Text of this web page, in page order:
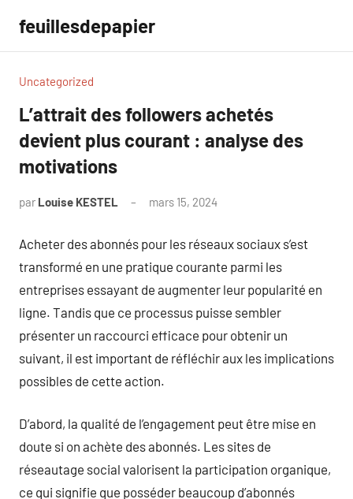
contenu
feuillesdepapier
Uncategorized
L’attrait des followers achetés
devient plus courant : analyse des
motivations
par Louise KESTEL mars 15, 2024
Acheter des abonnés pour les réseaux sociaux s’est
transformé en une pratique courante parmi les
entreprises essayant de augmenter leur popularité en
ligne. Tandis que ce processus puisse sembler
présenter un raccourci efficace pour obtenir un
suivant, il est important de réfléchir aux les implications
possibles de cette action.
D’abord, la qualité de l’engagement peut être mise en
doute si on achète des abonnés. Les sites de
réseautage social valorisent la participation organique,
ce qui signifie que posséder beaucoup d’abonnés